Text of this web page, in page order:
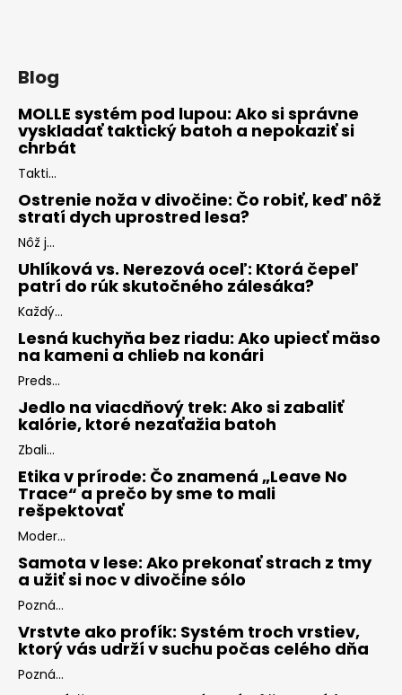
Blog
MOLLE systém pod lupou: Ako si správne
vyskladať taktický batoh a nepokaziť si
chrbát
Takti...
Ostrenie noža v divočine: Čo robiť, keď nôž
stratí dych uprostred lesa?
Nôž j...
Uhlíková vs. Nerezová oceľ: Ktorá čepeľ
patrí do rúk skutočného zálesáka?
Každý...
Lesná kuchyňa bez riadu: Ako upiecť mäso
na kameni a chlieb na konári
Preds...
Jedlo na viacdňový trek: Ako si zabaliť
kalórie, ktoré nezaťažia batoh
Zbali...
Etika v prírode: Čo znamená „Leave No
Trace“ a prečo by sme to mali
rešpektovať
Moder...
Samota v lese: Ako prekonať strach z tmy
a užiť si noc v divočine sólo
Pozná...
Vrstvte ako profík: Systém troch vrstiev,
ktorý vás udrží v suchu počas celého dňa
Pozná...